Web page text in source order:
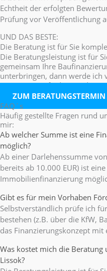
Echtheit der erfolgten
Prüfung vor Veröffentlichung
UND DAS BESTE:
Die Beratung ist für Sie
Die Beratungsleistung ist für
gemeinsam Ihre
unterbringen, dann werde ich
vergütet. Wie finden Sie das?
ZUM BERATUNGSTERMIN
FAQ´s
Häufig gestellte Fragen rund
mir:
Ab welcher Summe ist eine
möglich?
Ab einer Darlehenssumme
bereits ab 10.000 EUR) ist
Immobilienfinanzierung
Gibt es für mein Vorhaben
Selbstverständlich prüfe ich
bestehen (z.B. über die KfW,
das Finanzierungskonzept mit
Was kostet mich die
Lissok?